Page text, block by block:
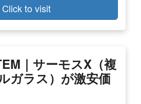
Click to visit
｜サーモスX（複
ガラス）が激安価